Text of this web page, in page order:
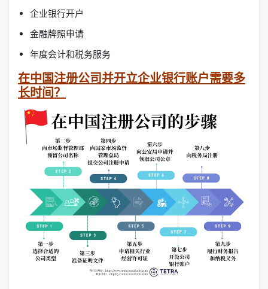
企业银行开户
金融牌照申请
年度会计和税务服务
在中国注册公司并开立企业银行账户需要多
长时间？